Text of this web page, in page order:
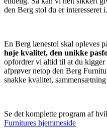
den Berg stol du er interesseret i.
En Berg lænestol skal opleves
høje kvalitet, den unikke
opfordrer vi altid til at du
afprøver netop den Berg
snakke kvalitet, sammensætning
Se det komplette program af
Furnitures hjemmeside